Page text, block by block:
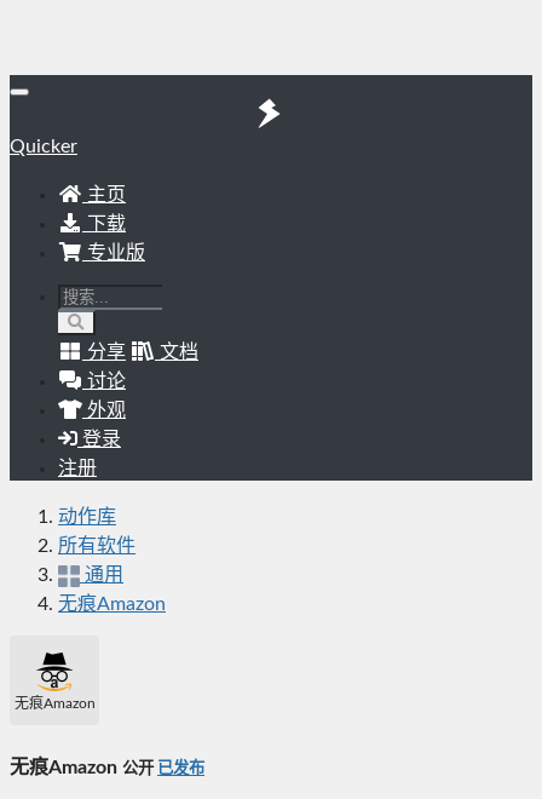
Quicker
主页
下载
专业版
分享
文档
讨论
外观
登录
注册
动作库
所有软件
通用
无痕Amazon
无痕Amazon
无痕Amazon 公开 已发布